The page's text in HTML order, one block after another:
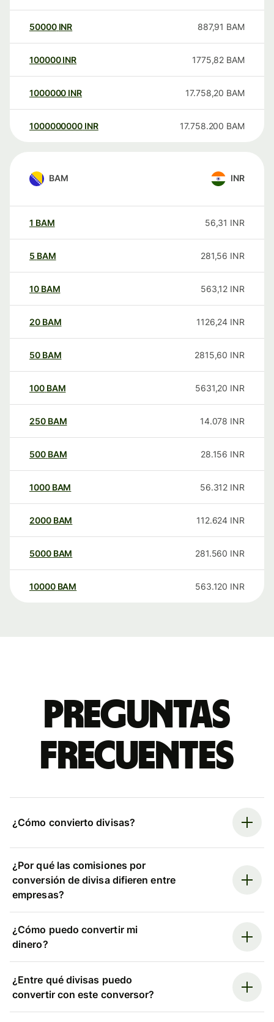
50000 INR 887,91 BAM
100000 INR 1775,82 BAM
1000000 INR 17.758,20 BAM
1000000000 INR 17.758.200 BAM
BAM INR
1 BAM 56,31 INR
5 BAM 281,56 INR
10 BAM 563,12 INR
20 BAM 1126,24 INR
50 BAM 2815,60 INR
100 BAM 5631,20 INR
250 BAM 14.078 INR
500 BAM 28.156 INR
1000 BAM 56.312 INR
2000 BAM 112.624 INR
5000 BAM 281.560 INR
10000 BAM 563.120 INR
Preguntas
frecuentes
¿Cómo convierto divisas?
¿Por qué las comisiones por
conversión de divisa difieren entre
empresas?
¿Cómo puedo convertir mi
dinero?
¿Entre qué divisas puedo
convertir con este conversor?